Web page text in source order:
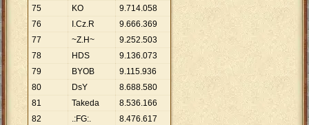
75
KO 9.714.058
76
I.Cz.R 9.666.369
77
~Z.H~ 9.252.503
78
HDS 9.136.073
79
BYOB 9.115.936
80
DsY 8.688.580
81
Takeda 8.536.166
82
.:FG:. 8.476.617